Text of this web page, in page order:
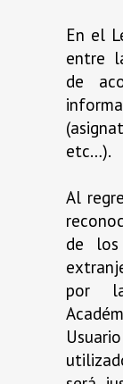
En el
entre
de
etc…).
Al
de
por